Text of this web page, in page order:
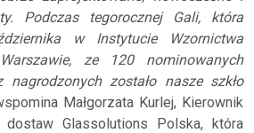
Podczas tegorocznej Gali, która
w Instytucie Wzornictwa
ze 120 nominowanych
zostało nasze szkło
Małgorzata Kurlej, Kierownik
dostaw Glassolutions Polska, która